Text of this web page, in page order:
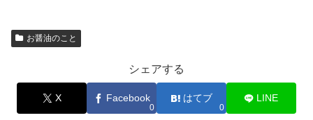
お醤油のこと
シェアする
X Facebook
0
はてブ
0
LINE